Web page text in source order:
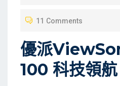
E
O
N
11 Comments
優派
100 科技領航